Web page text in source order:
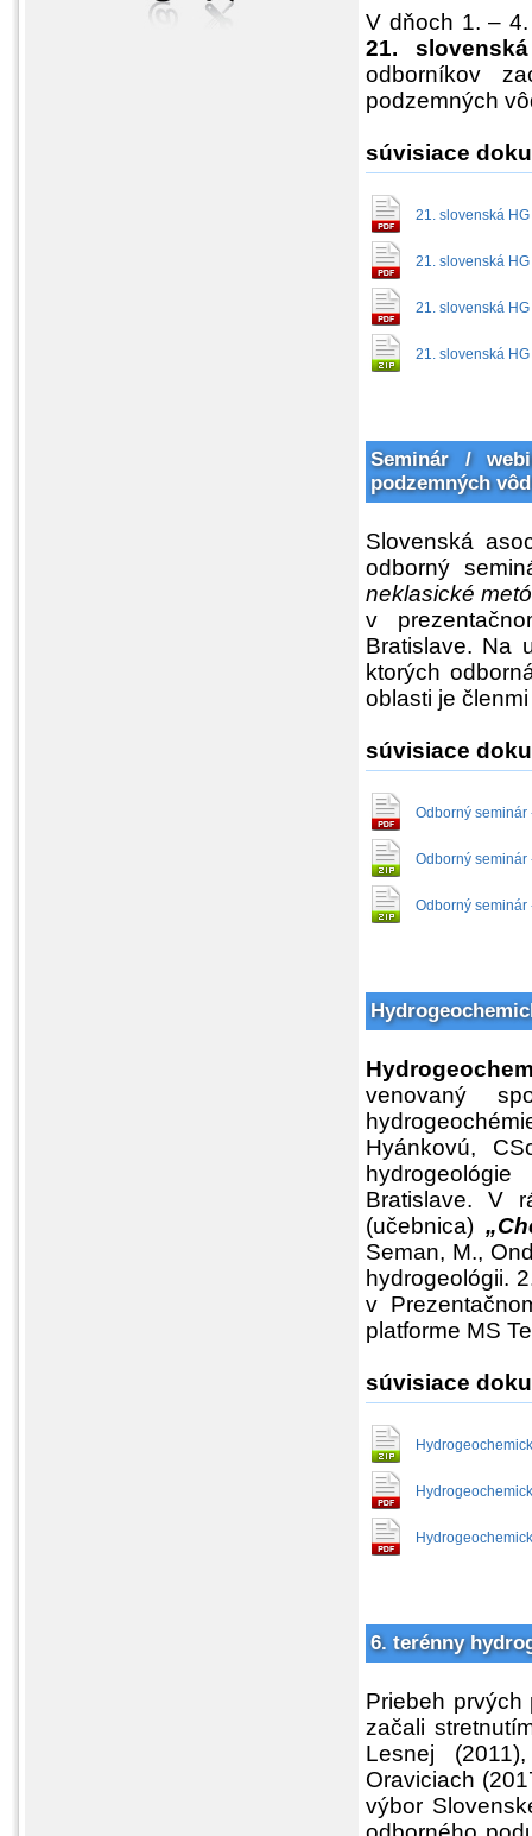
V dňoch 1. –
21.
odborníkov
podzemných
súvisiace
21. slovenská
21. slovenská
21. slovenská
21. slovenská
Seminár /
podzemných vôd
Slovenská
odborný
neklasické
v
Bratislave. Na
ktorých
oblasti je
súvisiace
Odborný
Odborný
Odborný
venovaný
Hyánkovú,
Bratislave. V
(učebnica)
Seman, M.,
hydrogeológii.
v
platforme MS
súvisiace
6. terénny
Priebeh prvých
začali
Lesnej
Oraviciach
výbor